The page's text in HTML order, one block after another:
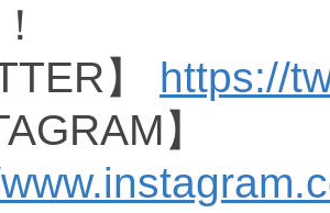
】 https://
】